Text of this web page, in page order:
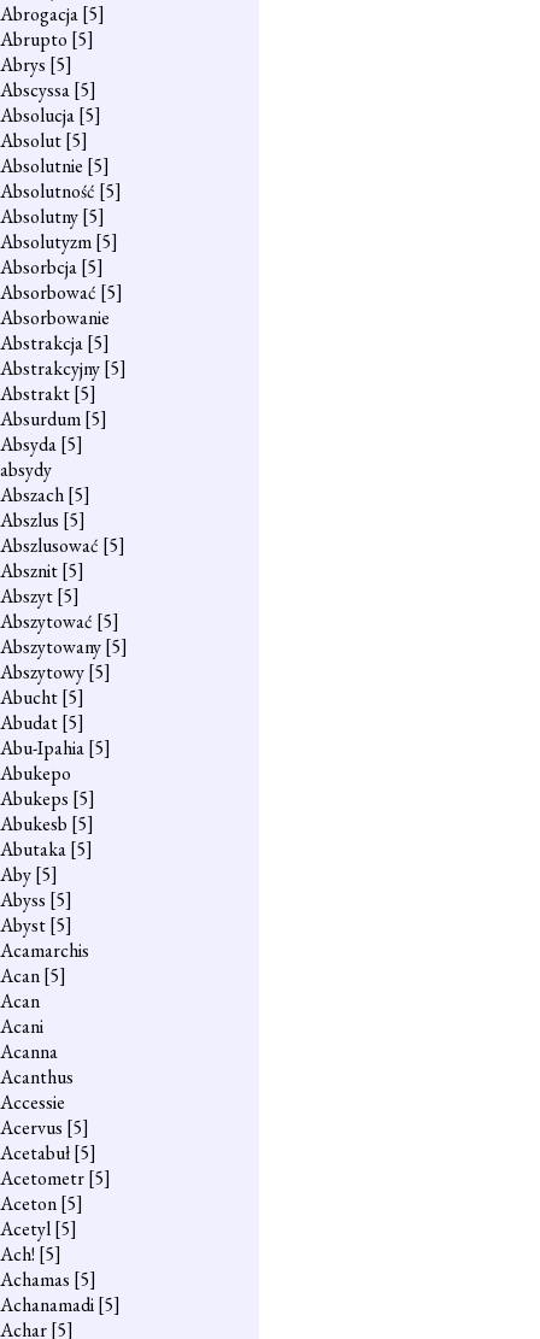
Abrogacja[5]
Abrupto [5]
Abrys [5]
Abscyssa[5]
Absolucja[5]
Absolut[5]
Absolutnie [5]
Absolutność [5]
Absolutny[5]
Absolutyzm[5]
Absorbcja[5]
Absorbować [5]
Absorbowanie
Abstrakcja[5]
Abstrakcyjny[5]
Abstrakt[5]
Absurdum[5]
Absyda[5]
absydy
Abszach[5]
Abszlus [5]
Abszlusować [5]
Absznit[5]
Abszyt[5]
Abszytować [5]
Abszytowany[5]
Abszytowy[5]
Abucht[5]
Abudat[5]
Abu-Ipahia[5]
Abukepo
Abukeps [5]
Abukesb [5]
Abutaka[5]
Aby[5]
Abyss [5]
Abyst[5]
Acamarchis
Acan[5]
Acan
Acani
Acanna
Acanthus
Accessie
Acervus [5]
Acetabuł[5]
Acetometr[5]
Aceton[5]
Acetyl[5]
Ach! [5]
Achamas [5]
Achanamadi[5]
Achar[5]